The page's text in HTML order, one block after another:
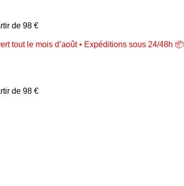
de 98 €
tout le mois d’août • Expéditions sous 24/48h 📦
de 98 €